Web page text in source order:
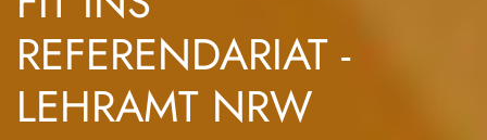
REFERENDARIAT -
LEHRAMT NRW